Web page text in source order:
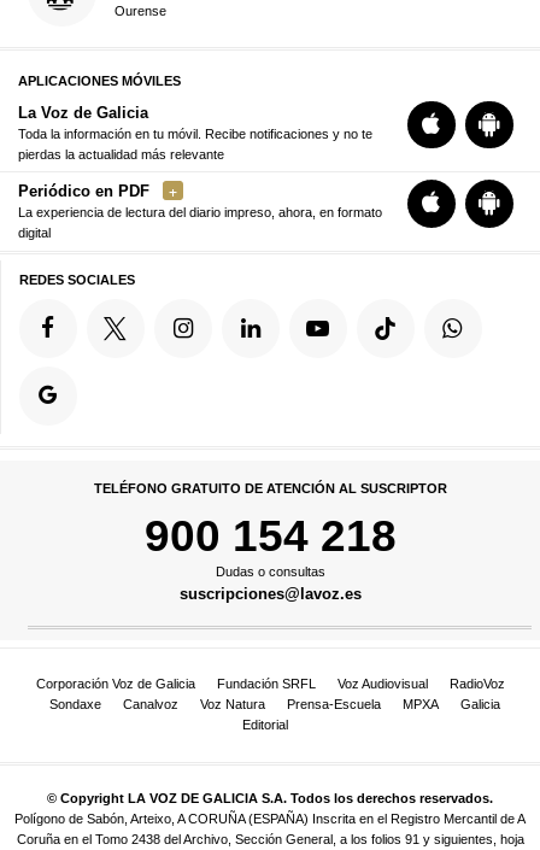
Ourense
APLICACIONES MÓVILES
La Voz de Galicia
Toda la información en tu móvil. Recibe notificaciones y no te
pierdas la actualidad más relevante
Periódico en PDF
La experiencia de lectura del diario impreso, ahora, en formato
digital
REDES SOCIALES
TELÉFONO GRATUITO DE ATENCIÓN AL SUSCRIPTOR
900 154 218
Dudas o consultas
suscripciones@lavoz.es
Corporación Voz de Galicia Fundación SRFL Voz Audiovisual
RadioVoz
Sondaxe
Canalvoz Voz Natura Prensa-Escuela MPXA
Galicia
Editorial
© Copyright LA VOZ DE GALICIA S.A. Todos los derechos reservados.
Polígono de Sabón, Arteixo, A CORUÑA (ESPAÑA) Inscrita en el Registro Mercantil de A
Coruña en el Tomo 2438 del Archivo, Sección General, a los folios 91 y siguientes, hoja